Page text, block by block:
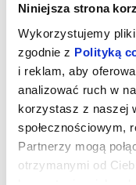
Niniejsza strona
Wykorzystujemy
zgodnie z Polityką
i reklam, aby
analizować ruch w
korzystasz z naszej
społecznościowym,
Partnerzy mogą
otrzymanymi od